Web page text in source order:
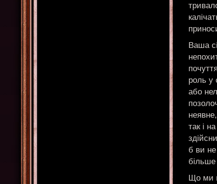
Ваша
роль у
або
так і
б ви
більше
Що ми